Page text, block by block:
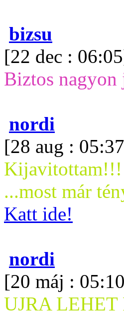
bizsu
[22 dec :
Biztos
nordi
[28 aug :
Kijavitottam!!!
...most már
Katt ide!
nordi
[20 máj :
UJRA